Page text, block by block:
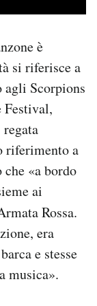
è
si riferisce a
agli Scorpions
Festival,
riferimento a
«a bordo
ai
Rossa.
era
e stesse
musica».